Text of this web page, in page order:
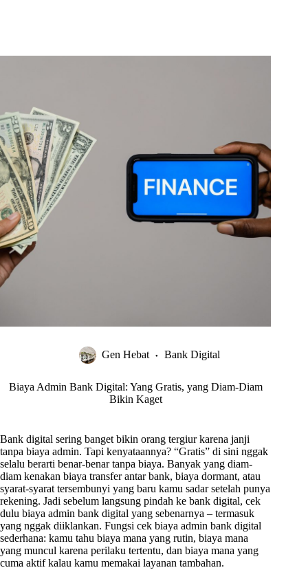
Gen Hebat Bank Digital
Biaya Admin Bank Digital: Yang Gratis, yang Diam-Diam
Bikin Kaget
Bank digital sering banget bikin orang tergiur karena janji
tanpa biaya admin. Tapi kenyataannya? “Gratis” di sini nggak
selalu berarti benar-benar tanpa biaya. Banyak yang diam-
diam kenakan biaya transfer antar bank, biaya dormant, atau
syarat-syarat tersembunyi yang baru kamu sadar setelah punya
rekening. Jadi sebelum langsung pindah ke bank digital, cek
dulu biaya admin bank digital yang sebenarnya – termasuk
yang nggak diiklankan. Fungsi cek biaya admin bank digital
sederhana: kamu tahu biaya mana yang rutin, biaya mana
yang muncul karena perilaku tertentu, dan biaya mana yang
cuma aktif kalau kamu memakai layanan tambahan.